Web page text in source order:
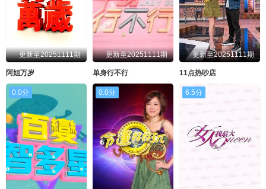
更新至20251111期
阿姐万岁
更新至20251111期
单身行不行
更新至20251111期
11点热吵店
0.0分 0.0分 6.5分